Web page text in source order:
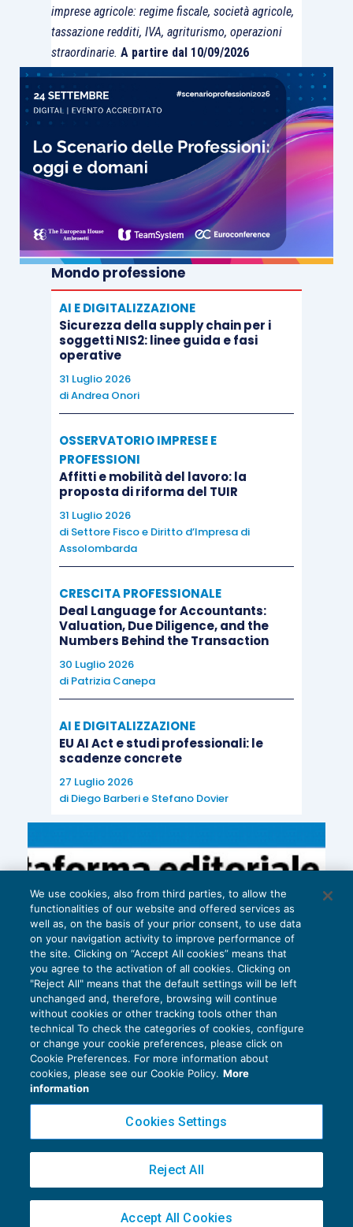
imprese agricole: regime fiscale, società agricole,
tassazione redditi, IVA, agriturismo, operazioni
straordinarie. A partire dal 10/09/2026
Mondo professione
AI E DIGITALIZZAZIONE
Sicurezza della supply chain per i
soggetti NIS2: linee guida e fasi
operative
31 Luglio 2026
diAndrea Onori
OSSERVATORIO IMPRESE E
PROFESSIONI
Affitti e mobilità del lavoro: la
proposta di riforma del TUIR
31 Luglio 2026
di Settore Fisco e Diritto d’Impresa di
Assolombarda
CRESCITA PROFESSIONALE
Deal Language for Accountants:
Valuation, Due Diligence, and the
Numbers Behind the Transaction
30 Luglio 2026
di Patrizia Canepa
AI E DIGITALIZZAZIONE
EU AI Act e studi professionali: le
scadenze concrete
27 Luglio 2026
di Diego Barberie Stefano Dovier
Privacy Policy
Cookie Policy
Copyright 2016 ©Gruppo Euroconference S.p.A.v2.32.4
Piazza Luigi Einaudi, 10N01 - 20124 Milano - info@ecnews.it
02776120236
We use cookies, also from third parties, to allow the
functionalities of our website and offered services as
well as, on the basis of your prior consent, to use data
on your navigation activity to improve performance of
the site. Clicking on “Accept All cookies” means that
you agree to the activation of all cookies. Clicking on
"Reject All" means that the default settings will be left
unchanged and, therefore, browsing will continue
without cookies or other tracking tools other than
technical To check the categories of cookies, configure
or change your cookie preferences, please click on
Cookie Preferences. For more information about
cookies, please see our Cookie Policy. More
information
Cookies Settings
Reject All
Accept All Cookies